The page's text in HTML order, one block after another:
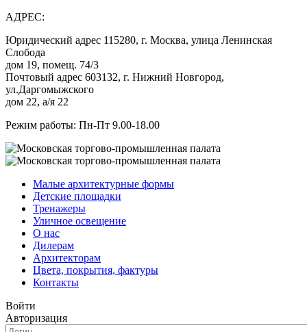
АДРЕС:
Юридический адрес 115280, г. Москва, улица Ленинская
Слобода
дом 19, помещ. 74/3
Почтовый адрес 603132, г. Нижний Новгород,
ул.Даргомыжского
дом 22, а/я 22
Режим работы: Пн-Пт 9.00-18.00
Малые архитектурные формы
Детские площадки
Тренажеры
Уличное освещение
О нас
Дилерам
Архитекторам
Цвета, покрытия, фактуры
Контакты
Войти
Авторизация